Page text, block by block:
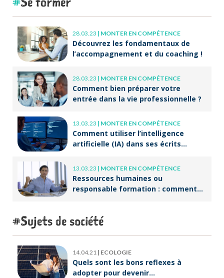
28.03.23 | MONTER EN COMPÉTENCE
Découvrez les fondamentaux de
l’accompagnement et du coaching !
28.03.23 | MONTER EN COMPÉTENCE
Comment bien préparer votre
entrée dans la vie professionnelle ?
13.03.23 | MONTER EN COMPÉTENCE
Comment utiliser l’intelligence
artificielle (IA) dans ses écrits
13.03.23 | MONTER EN COMPÉTENCE
Ressources humaines ou
responsable formation : comment
Sujets de société
14.04.21 | ECOLOGIE
Quels sont les bons reflexes à
adopter pour devenir